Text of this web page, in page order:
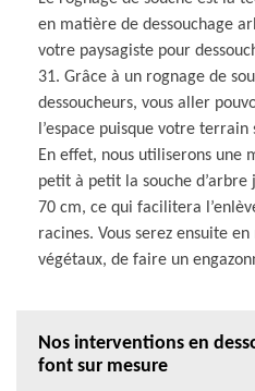
en matière de dessouchage
votre paysagiste pour
31. Grâce à un rognage de
dessoucheurs, vous aller
l’espace puisque votre
En effet, nous utiliserons une
petit à petit la souche d’arbre
70 cm, ce qui facilitera
racines. Vous serez ensuite
végétaux, de faire un
Nos interventions en
font sur mesure